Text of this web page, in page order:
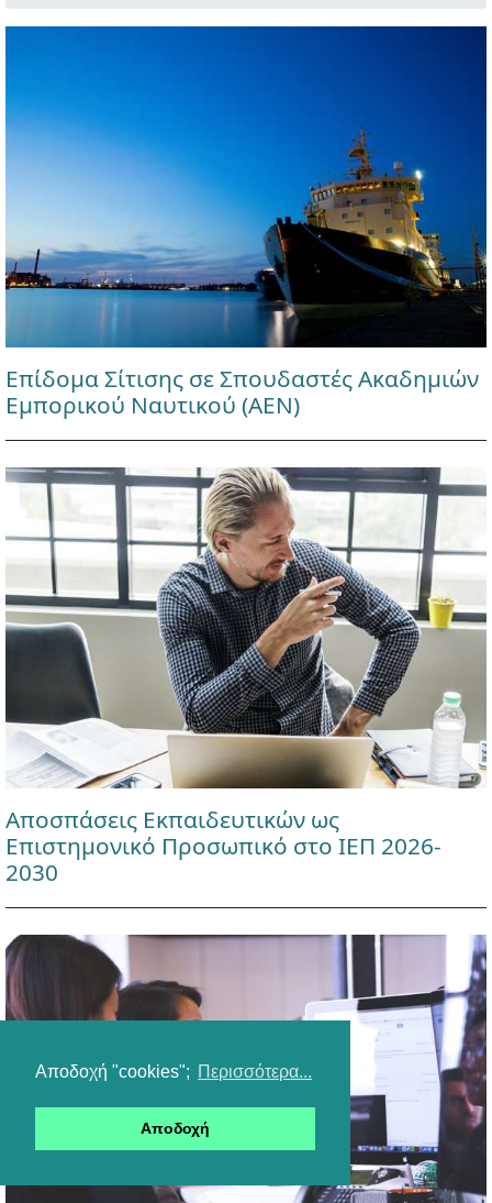
Αποδοχή "cookies"; Περισσότερα...
Αποδοχή
Επίδομα Σίτισης σε Σπουδαστές Ακαδημιών
Εμπορικού Ναυτικού (ΑΕΝ)
Αποσπάσεις Εκπαιδευτικών ως
Επιστημονικό Προσωπικό στο ΙΕΠ 2026-
2030